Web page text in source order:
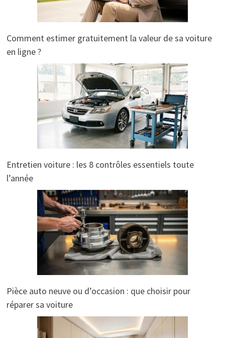
Comment estimer gratuitement la valeur de sa voiture
en ligne ?
Entretien voiture : les 8 contrôles essentiels toute
l’année
Pièce auto neuve ou d’occasion : que choisir pour
réparer sa voiture